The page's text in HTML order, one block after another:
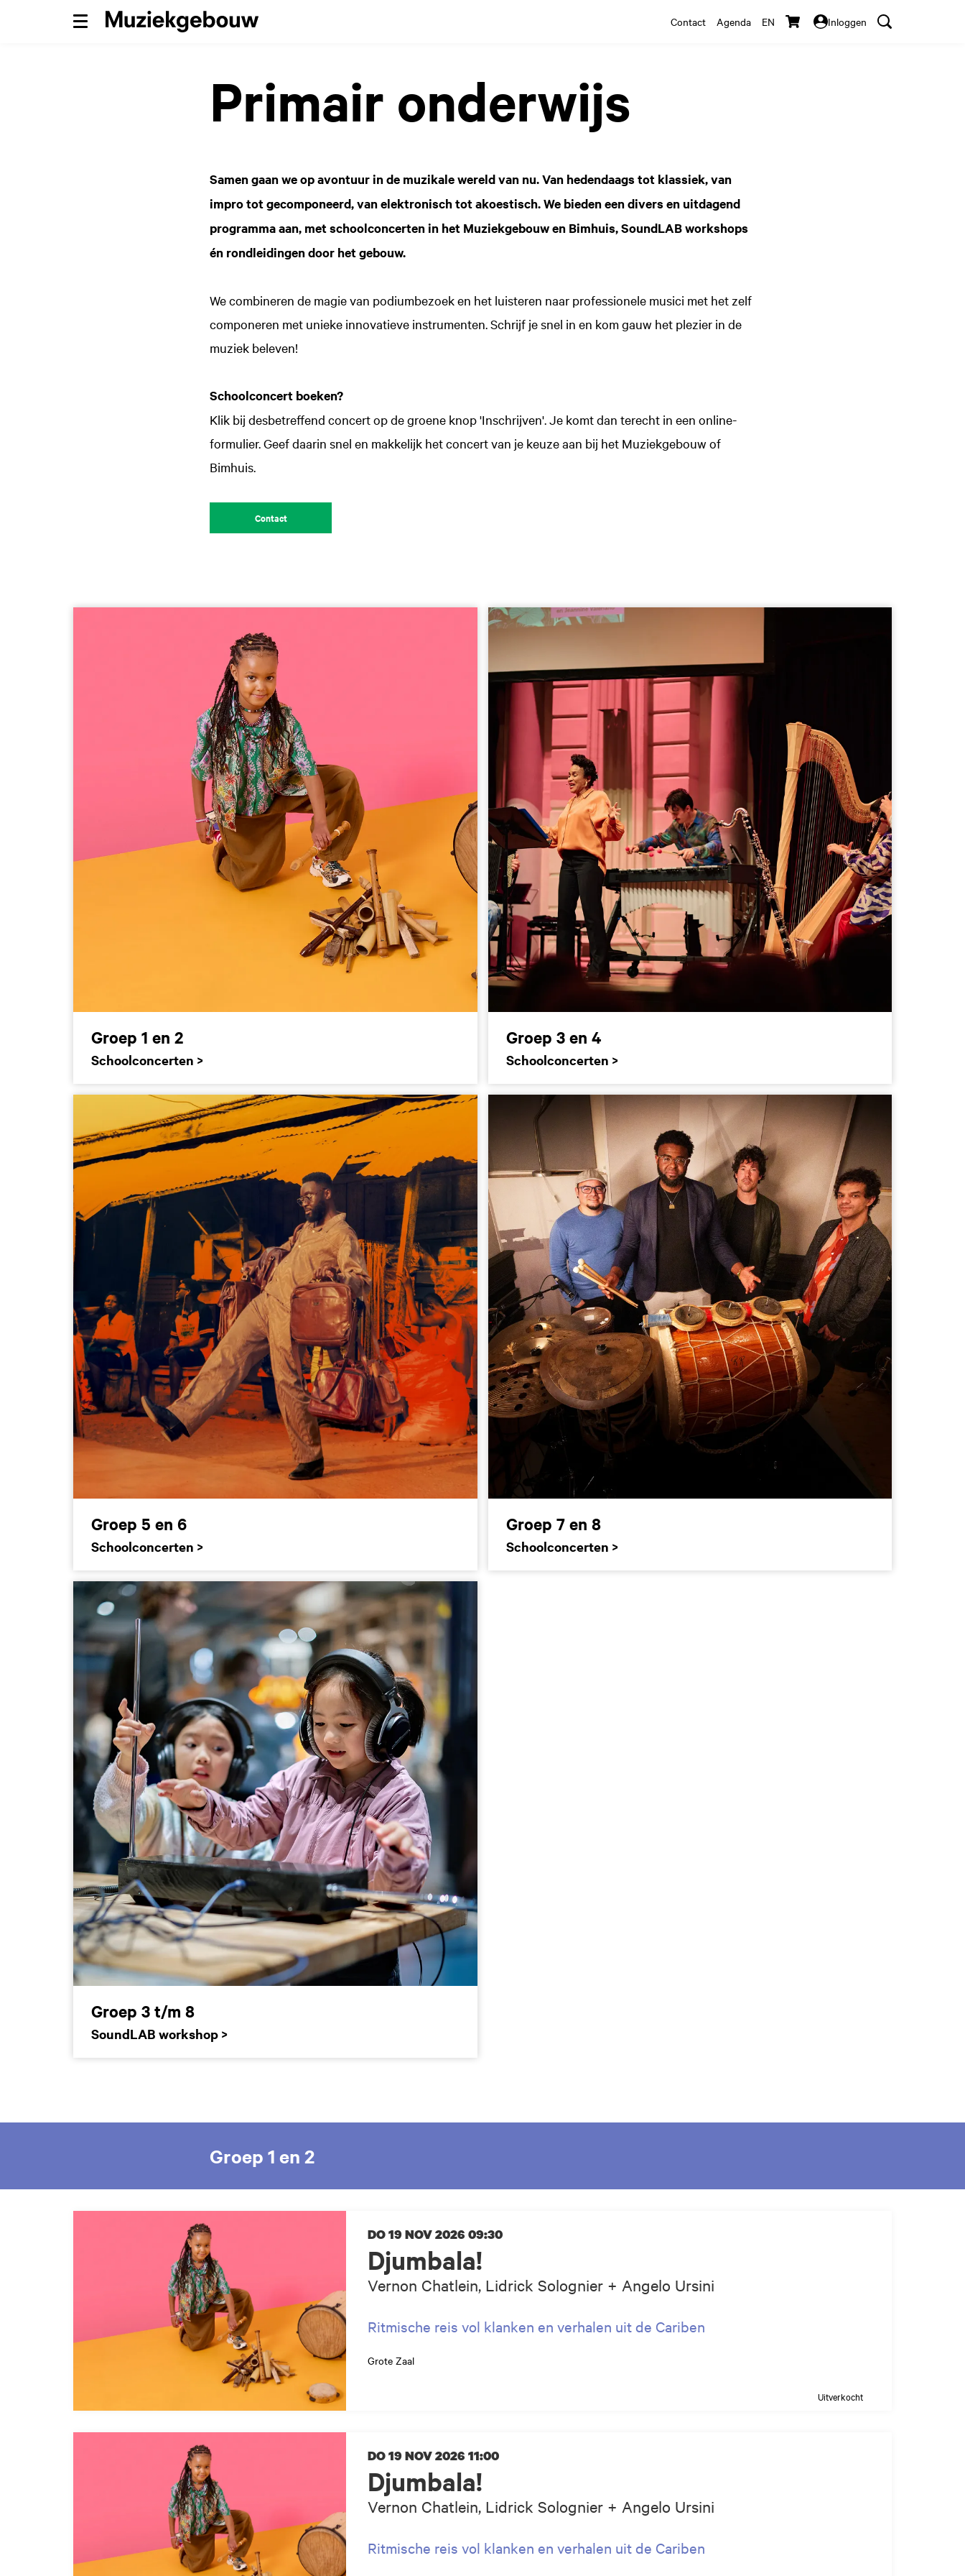
Contact Agenda EN Inloggen
Menu
Primair onderwijs
Samen gaan we op avontuur in de muzikale wereld van nu. Van hedendaags tot klassiek, van
impro tot gecomponeerd, van elektronisch tot akoestisch. We bieden een divers en uitdagend
programma aan, met schoolconcerten in het Muziekgebouw en Bimhuis, SoundLAB workshops
én rondleidingen door het gebouw.
We combineren de magie van podiumbezoek en het luisteren naar professionele musici met het zelf
componeren met unieke innovatieve instrumenten. Schrijf je snel in en kom gauw het plezier in de
muziek beleven!
Schoolconcert boeken?
Klik bij desbetreffend concert op de groene knop 'Inschrijven'. Je komt dan terecht in een online-
formulier. Geef daarin snel en makkelijk het concert van je keuze aan bij het Muziekgebouw of
Bimhuis.
Contact
Groep 1 en 2
Schoolconcerten >
Groep 3 en 4
Schoolconcerten >
Groep 5 en 6
Schoolconcerten >
Groep 7 en 8
Schoolconcerten >
Groep 3 t/m 8
SoundLAB workshop >
Groep 1 en 2
Djumbala!
Vernon Chatlein, Lidrick Solognier + Angelo Ursini
DO 19 NOV 2026 09:30
Ritmische reis vol klanken en verhalen uit de Cariben
Grote Zaal
Uitverkocht
Djumbala!
Vernon Chatlein, Lidrick Solognier + Angelo Ursini
DO 19 NOV 2026 11:00
Ritmische reis vol klanken en verhalen uit de Cariben